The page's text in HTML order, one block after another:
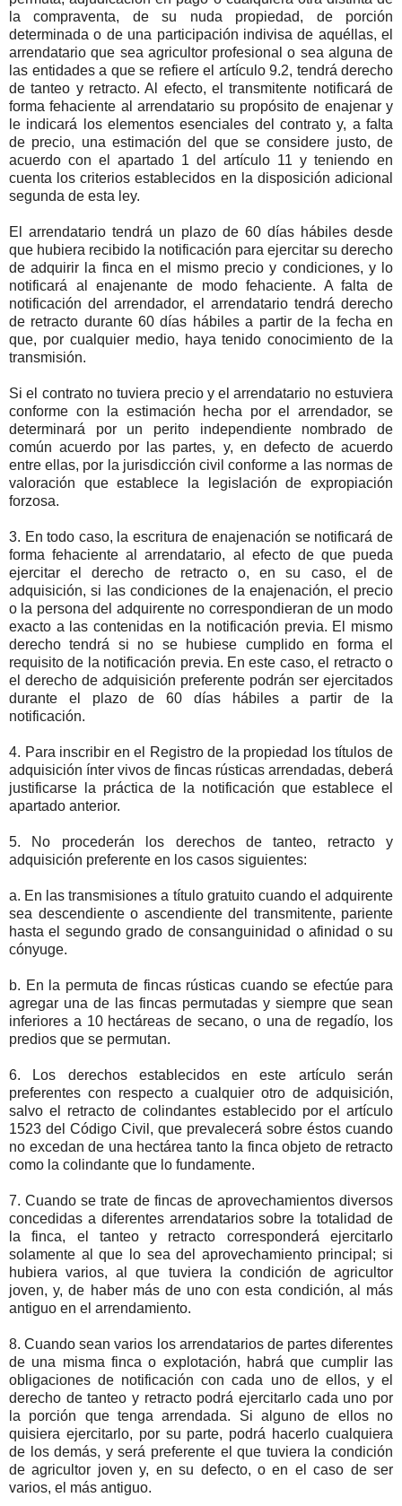
la compraventa, de su nuda propiedad, de porción
determinada o de una participación indivisa de aquéllas, el
arrendatario que sea agricultor profesional o sea alguna de
las entidades a que se refiere el artículo 9.2, tendrá derecho
de tanteo y retracto. Al efecto, el transmitente notificará de
forma fehaciente al arrendatario su propósito de enajenar y
le indicará los elementos esenciales del contrato y, a falta
de precio, una estimación del que se considere justo, de
acuerdo con el apartado 1 del artículo 11 y teniendo en
cuenta los criterios establecidos en la disposición adicional
segunda de esta ley.
El arrendatario tendrá un plazo de 60 días hábiles desde
que hubiera recibido la notificación para ejercitar su derecho
de adquirir la finca en el mismo precio y condiciones, y lo
notificará al enajenante de modo fehaciente. A falta de
notificación del arrendador, el arrendatario tendrá derecho
de retracto durante 60 días hábiles a partir de la fecha en
que, por cualquier medio, haya tenido conocimiento de la
transmisión.
Si el contrato no tuviera precio y el arrendatario no estuviera
conforme con la estimación hecha por el arrendador, se
determinará por un perito independiente nombrado de
común acuerdo por las partes, y, en defecto de acuerdo
entre ellas, por la jurisdicción civil conforme a las normas de
valoración que establece la legislación de expropiación
forzosa.
3. En todo caso, la escritura de enajenación se notificará de
forma fehaciente al arrendatario, al efecto de que pueda
ejercitar el derecho de retracto o, en su caso, el de
adquisición, si las condiciones de la enajenación, el precio
o la persona del adquirente no correspondieran de un modo
exacto a las contenidas en la notificación previa. El mismo
derecho tendrá si no se hubiese cumplido en forma el
requisito de la notificación previa. En este caso, el retracto o
el derecho de adquisición preferente podrán ser ejercitados
durante el plazo de 60 días hábiles a partir de la
notificación.
4. Para inscribir en el Registro de la propiedad los títulos de
adquisición ínter vivos de fincas rústicas arrendadas, deberá
justificarse la práctica de la notificación que establece el
apartado anterior.
5. No procederán los derechos de tanteo, retracto y
adquisición preferente en los casos siguientes:
a. En las transmisiones a título gratuito cuando el adquirente
sea descendiente o ascendiente del transmitente, pariente
hasta el segundo grado de consanguinidad o afinidad o su
cónyuge.
b. En la permuta de fincas rústicas cuando se efectúe para
agregar una de las fincas permutadas y siempre que sean
inferiores a 10 hectáreas de secano, o una de regadío, los
predios que se permutan.
6. Los derechos establecidos en este artículo serán
preferentes con respecto a cualquier otro de adquisición,
salvo el retracto de colindantes establecido por el artículo
1523 del Código Civil, que prevalecerá sobre éstos cuando
no excedan de una hectárea tanto la finca objeto de retracto
como la colindante que lo fundamente.
7. Cuando se trate de fincas de aprovechamientos diversos
concedidas a diferentes arrendatarios sobre la totalidad de
la finca, el tanteo y retracto corresponderá ejercitarlo
solamente al que lo sea del aprovechamiento principal; si
hubiera varios, al que tuviera la condición de agricultor
joven, y, de haber más de uno con esta condición, al más
antiguo en el arrendamiento.
8. Cuando sean varios los arrendatarios de partes diferentes
de una misma finca o explotación, habrá que cumplir las
obligaciones de notificación con cada uno de ellos, y el
derecho de tanteo y retracto podrá ejercitarlo cada uno por
la porción que tenga arrendada. Si alguno de ellos no
quisiera ejercitarlo, por su parte, podrá hacerlo cualquiera
de los demás, y será preferente el que tuviera la condición
de agricultor joven y, en su defecto, o en el caso de ser
varios, el más antiguo.